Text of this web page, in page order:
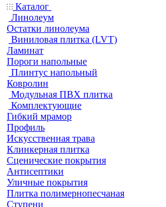
Каталог
Линолеум
Остатки линолеума
Виниловая плитка (LVT)
Ламинат
Пороги напольные
Плинтус напольный
Ковролин
Модульная ПВХ плитка
Комплектующие
Гибкий мрамор
Профиль
Искусственная трава
Клинкерная плитка
Сценические покрытия
Антисептики
Уличные покрытия
Плитка полимернопесчаная
Ступени